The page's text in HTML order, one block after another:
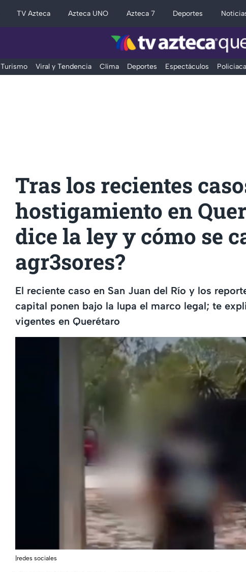
TV Azteca Azteca UNO Azteca 7 Deportes
Turismo Viral y Tendencia Clima Deportes Espectáculos Policiaca
Tras los recientes
hostigamiento en
dice la ley y cómo se
agr3sores?
El reciente caso en San Juan del Río y los
capital ponen bajo la lupa el marco legal; te
vigentes en Querétaro
|redes sociales